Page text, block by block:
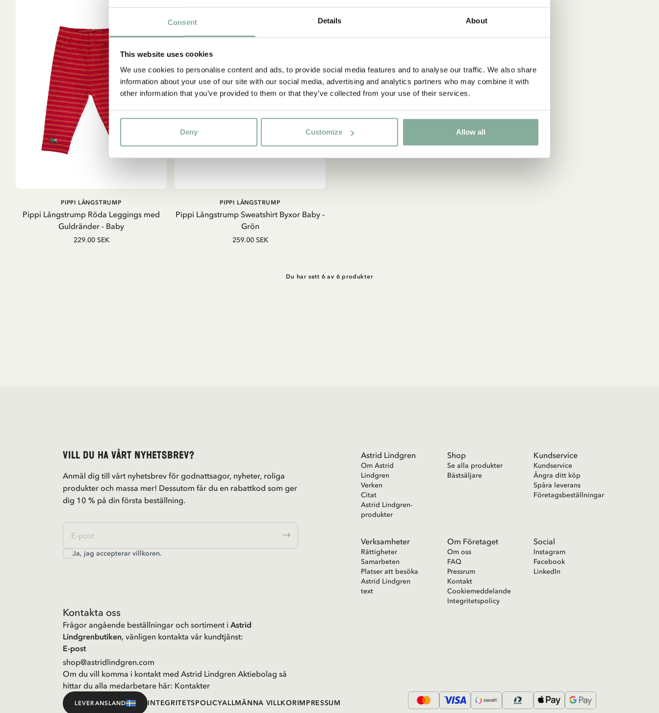
Consent Details About
This website uses cookies
We use cookies to personalise content and ads, to provide social media features and to analyse our traffic. We also share
information about your use of our site with our social media, advertising and analytics partners who may combine it with
other information that you’ve provided to them or that they’ve collected from your use of their services.
Deny Customize Allow all
Pippi Långstrump Röda Leggings med
Guldränder - Baby
PIPPI LÅNGSTRUMP
229.00 SEK
Pippi Långstrump Sweatshirt Byxor Baby -
Grön
PIPPI LÅNGSTRUMP
259.00 SEK
Du har sett 6 av 6 produkter
Vill du ha vårt nyhetsbrev?
Anmäl dig till vårt nyhetsbrev för godnattsagor, nyheter, roliga
produkter och massa mer! Dessutom får du en rabattkod som ger
dig 10 % på din första beställning.
Ja, jag accepterar villkoren.
Astrid Lindgren
Om Astrid
Lindgren
Verken
Citat
Astrid Lindgren-
produkter
Shop
Se alla produkter
Bästsäljare
Kundservice
Kundservice
Ångra ditt köp
Spåra leverans
Företagsbeställningar
Verksamheter
Rättigheter
Samarbeten
Platser att besöka
Astrid Lindgren
text
Om Företaget
Om oss
FAQ
Pressrum
Kontakt
Cookiemeddelande
Integritetspolicy
Social
Instagram
Facebook
LinkedIn
Kontakta oss
Frågor angående beställningar och sortiment i Astrid
Lindgrenbutiken, vänligen kontakta vår kundtjänst:
E-post
shop@astridlindgren.com
Om du vill komma i kontakt med Astrid Lindgren Aktiebolag så
hittar du alla medarbetare här: Kontakter
LEVERANSLAND INTEGRITETSPOLICYALLMÄNNA VILLKORIMPRESSUM